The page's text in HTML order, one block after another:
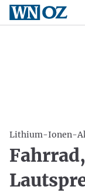
Lithium-Ionen-